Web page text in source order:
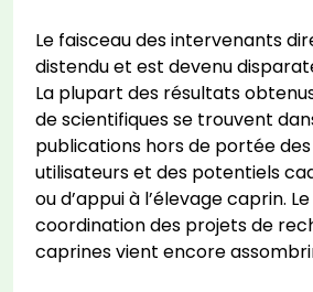
Le faisceau des intervenants
distendu et est devenu
La plupart des résultats
de scientifiques se trouvent
publications hors de portée
utilisateurs et des potentiels
ou d’appui à l’élevage caprin.
coordination des projets de
caprines vient encore